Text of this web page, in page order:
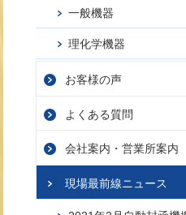
一般機器
理化学機器
お客様の声
よくある質問
会社案内・ 営業所案内
現場最前線ニュース